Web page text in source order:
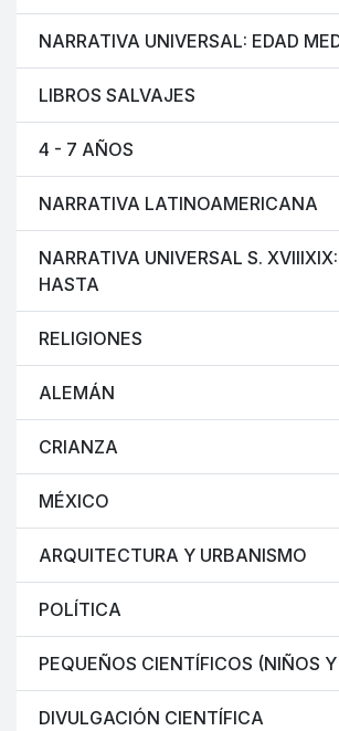
NARRATIVA UNIVERSAL: EDAD
LIBROS SALVAJES
4 - 7 AÑOS
NARRATIVA LATINOAMERICANA
NARRATIVA UNIVERSAL S.
HASTA
RELIGIONES
ALEMÁN
CRIANZA
MÉXICO
ARQUITECTURA Y URBANISMO
POLÍTICA
PEQUEÑOS CIENTÍFICOS (NIÑOS
DIVULGACIÓN CIENTÍFICA